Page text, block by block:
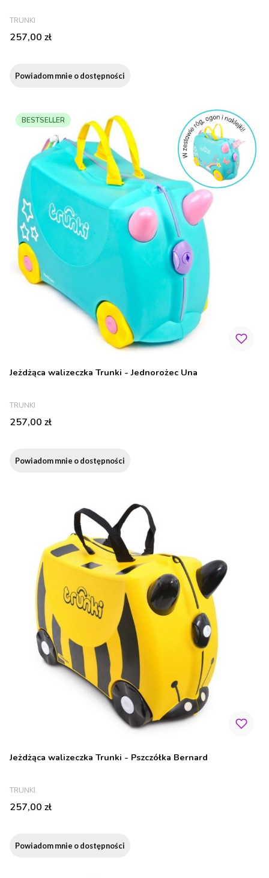
PRODUCENT
TRUNKI
Cena
257,00 zł
Powiadom mnie o dostępności
BESTSELLER
Jeżdżąca walizeczka Trunki - Jednorożec Una
PRODUCENT
TRUNKI
Cena
257,00 zł
Powiadom mnie o dostępności
Jeżdżąca walizeczka Trunki - Pszczółka Bernard
PRODUCENT
TRUNKI
Cena
257,00 zł
Powiadom mnie o dostępności